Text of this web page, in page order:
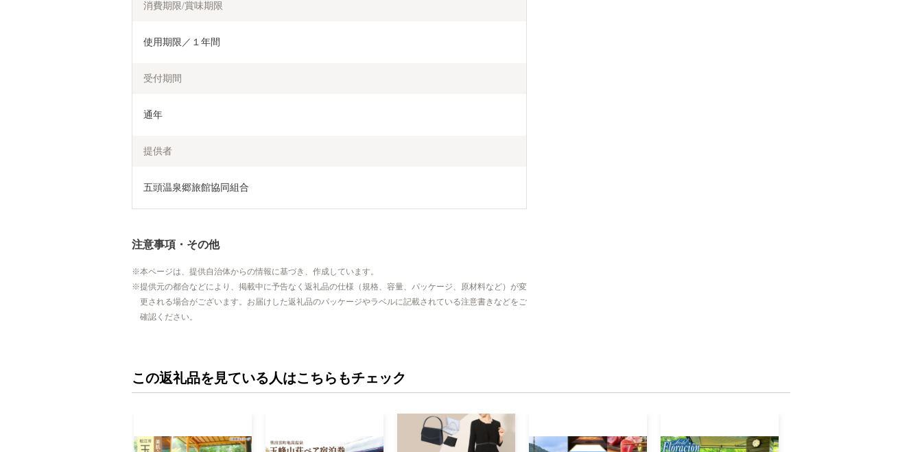
消費期限/賞味期限
使用期限／１年間
受付期間
通年
提供者
五頭温泉郷旅館協同組合
注意事項・その他
本ページは、提供自治体からの情報に基づき、作成しています。
提供元の都合などにより、掲載中に予告なく返礼品の仕様（規格、容量、パッケージ、原材料など）が変
更される場合がございます。お届けした返礼品のパッケージやラベルに記載されている注意書きなどをご
確認ください。
この返礼品を見ている人はこちらもチェック